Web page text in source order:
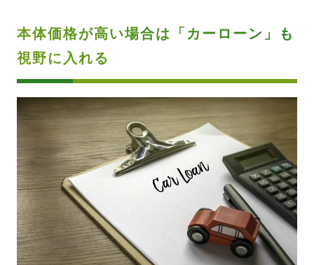
本体価格が高い場合は「カーローン」も
視野に入れる